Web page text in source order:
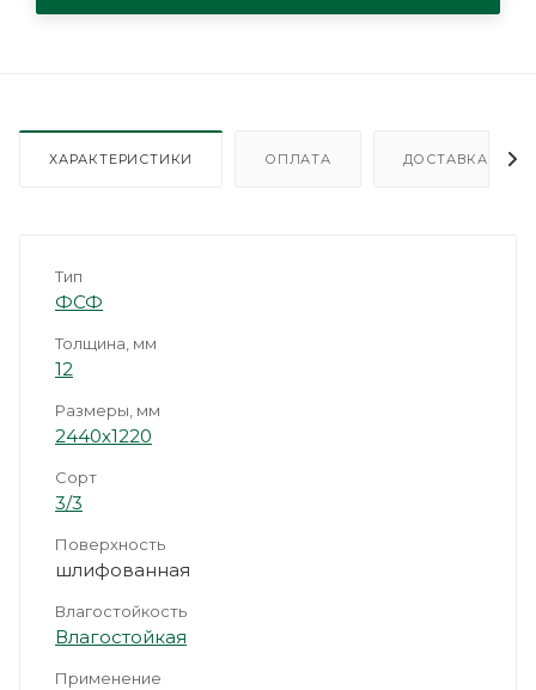
ХАРАКТЕРИСТИКИ ОПЛАТА ДОСТАВКА
Тип
ФСФ
Толщина, мм
12
Размеры, мм
2440х1220
Сорт
3/3
Поверхность
шлифованная
Влагостойкость
Влагостойкая
Применение